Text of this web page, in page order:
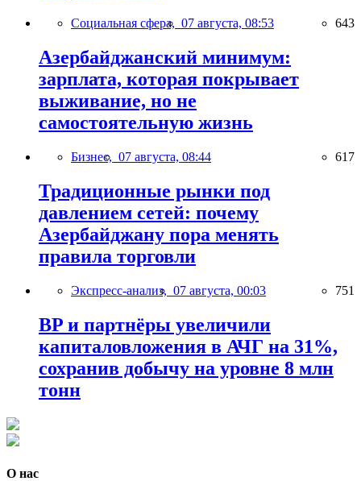
Социальная сфера, 07 августа, 08:53 643
Азербайджанский минимум:
зарплата, которая покрывает
выживание, но не
самостоятельную жизнь
Бизнес, 07 августа, 08:44 617
Традиционные рынки под
давлением сетей: почему
Азербайджану пора менять
правила торговли
Экспресс-анализ, 07 августа, 00:03 751
BP и партнёры увеличили
капиталовложения в АЧГ на 31%,
сохранив добычу на уровне 8 млн
тонн
О нас